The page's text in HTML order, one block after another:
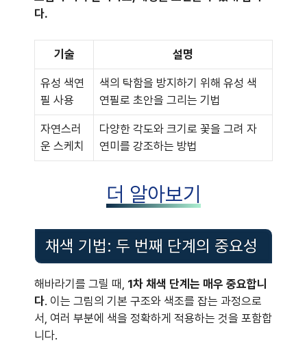
다.
기술 설명
유성 색연
필 사용
색의 탁함을 방지하기 위해 유성 색
연필로 초안을 그리는 기법
자연스러
운 스케치
다양한 각도와 크기로 꽃을 그려 자
연미를 강조하는 방법
더 알아보기
채색 기법: 두 번째 단계의 중요성
해바라기를 그릴 때, 1차 채색 단계는 매우 중요합니
다. 이는 그림의 기본 구조와 색조를 잡는 과정으로
서, 여러 부분에 색을 정확하게 적용하는 것을 포함합
니다.